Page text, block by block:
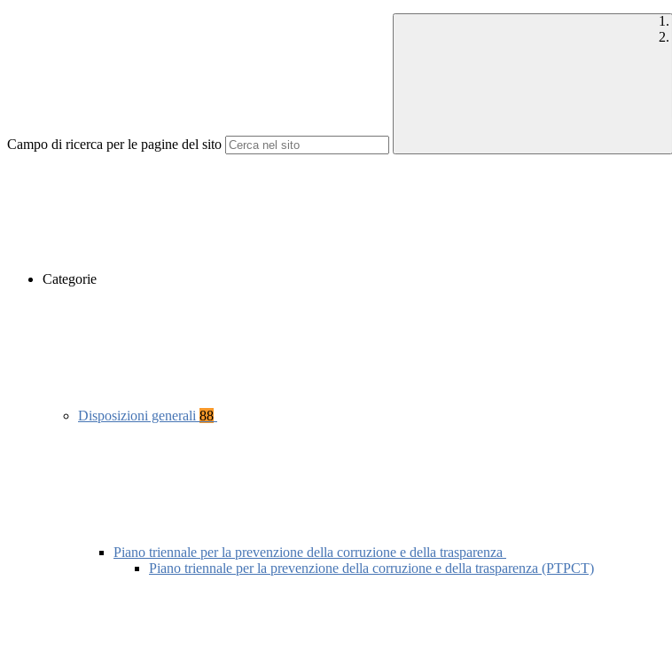
Campo di ricerca per le pagine del sito
Categorie
Disposizioni generali 88
Piano triennale per la prevenzione della corruzione e della trasparenza
Piano triennale per la prevenzione della corruzione e della trasparenza (PTPCT)